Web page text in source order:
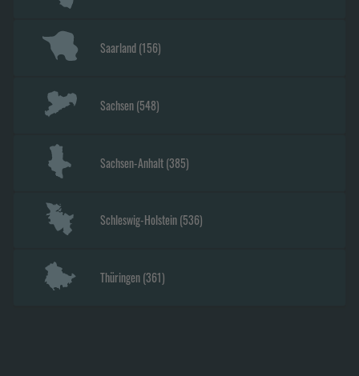
Saarland(156)
Sachsen(548)
Sachsen-Anhalt(385)
Schleswig-Holstein(536)
Thüringen(361)